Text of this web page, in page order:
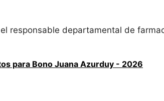
responsable departamental de
para Bono Juana Azurduy - 2026